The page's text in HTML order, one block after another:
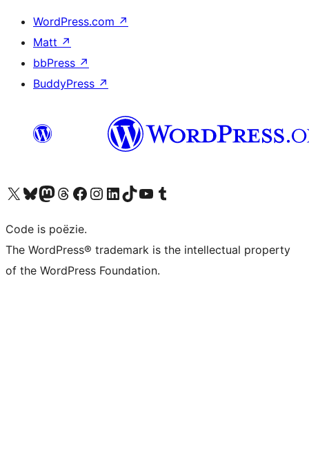
WordPress.com ↗
Matt ↗
bbPress ↗
BuddyPress ↗
Bezoek ons X (voorheen Twitter) account
Bezoek ons Bluesky account
Bezoek ons Mastodon account
Bezoek ons Threads account
Onze Facebook pagina bezoeken
Bezoek ons Instagram account
Bezoek ons LinkedIn account
Bezoek ons TikTok account
Bezoek ons YouTube kanaalBezoek ons Tumblr account
Code is poëzie.
The WordPress® trademark is the intellectual property
of the WordPress Foundation.